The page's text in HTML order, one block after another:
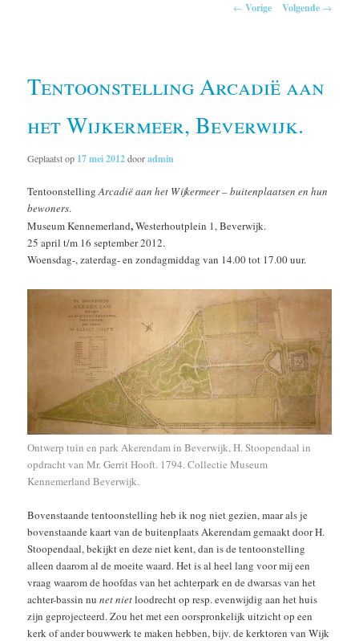
← Vorige Volgende →
Tentoonstelling Arcadië aan
het Wijkermeer, Beverwijk.
Geplaatst op 17 mei 2012dooradmin
TentoonstellingArcadië aan het Wijkermeer – buitenplaatsen en hun
bewoners.
Museum Kennemerland,Westerhoutplein 1, Beverwijk.
25 april t/m 16 september 2012.
Woensdag-, zaterdag- en zondagmiddag van 14.00 tot 17.00 uur.
Ontwerp tuin en park Akerendam in Beverwijk, H. Stoopendaal in
opdracht van Mr. Gerrit Hooft. 1794. Collectie Museum
Kennemerland Beverwijk.
Bovenstaande tentoonstelling heb ik nog niet gezien, maar als je
bovenstaande kaart van de buitenplaats Akerendam gemaakt door H.
Stoopendaal, bekijkt en deze niet kent, dan is de tentoonstelling
alleen daarom al de moeite waard. Het is al heel lang voor mij een
vraag waarom de hoofdas van het achterpark en de dwarsas van het
achter-bassin nunet nietloodrecht op resp. evenwijdig aan het huis
zijn geprojecteerd. Zou het met een oorspronkelijk uitzicht op een
kerk of ander bouwwerk te maken hebben, bijv. de kerktoren van Wijk